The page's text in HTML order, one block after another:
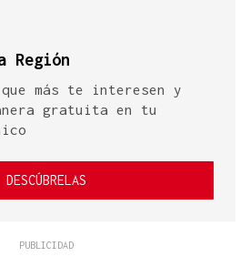
Región
más te interesen y
gratuita en tu
DESCÚBRELAS